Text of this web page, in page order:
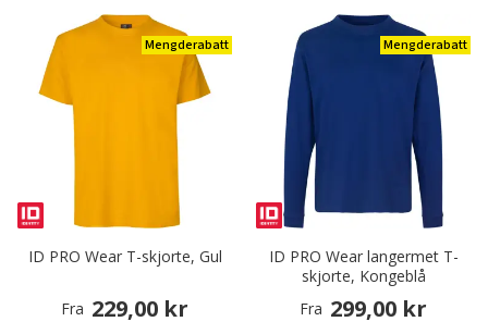
Mengderabatt
ID PRO Wear T-skjorte, Gul
Fra 229,00 kr
Mengderabatt
ID PRO Wear langermet T-
skjorte, Kongeblå
Fra 299,00 kr